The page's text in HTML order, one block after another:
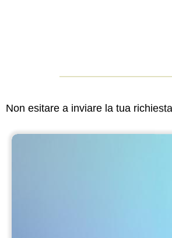
Non esitare a inviare la tua